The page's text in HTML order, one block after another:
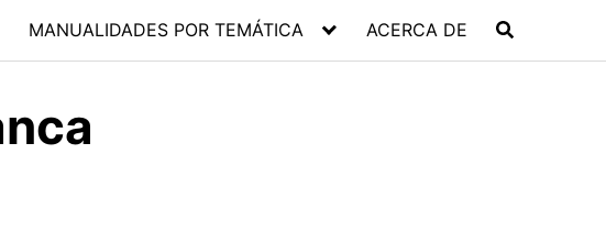
MANUALIDADES POR TEMÁTICA ACERCA DE